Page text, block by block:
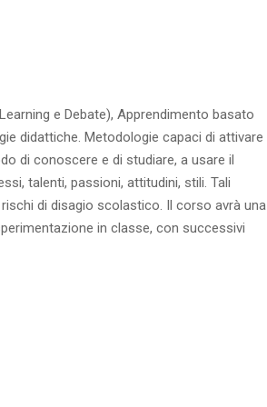
e Debate), Apprendimento basato
didattiche. Metodologie capaci di attivare
di conoscere e di studiare, a usare il
talenti, passioni, attitudini, stili. Tali
di disagio scolastico. Il corso avrà una
in classe, con successivi